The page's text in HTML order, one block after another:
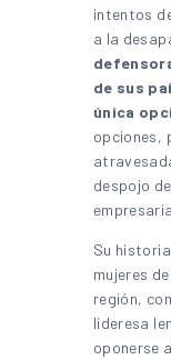
intentos
a la
de sus
única
opciones,
despojo
Su
mujeres
región,
lideresa
oponerse